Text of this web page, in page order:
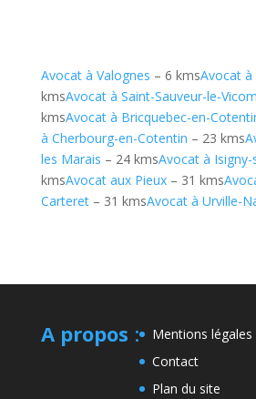
Avocat à Valognes – 6 kmsAvocat à
kmsAvocat à Saint-Sauveur-le-
kmsAvocat à Bricquebec-en-
à Cherbourg-en-Cotentin – 23 kms
les Marais – 24 kmsAvocat à
kmsAvocat aux Pieux– 31 kms
Carteret– 31 kmsAvocat à Urville-
A propos :
Mentions légales
Contact
Plan du site